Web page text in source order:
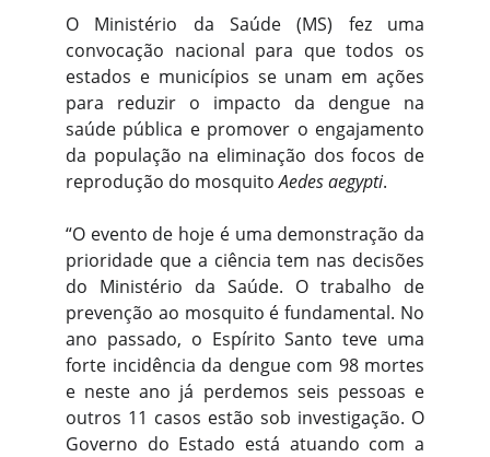
O Ministério da Saúde (MS) fez uma
convocação nacional para que todos os
estados e municípios se unam em ações
para reduzir o impacto da dengue na
saúde pública e promover o engajamento
da população na eliminação dos focos de
reprodução do mosquitoAedes aegypti.
“O evento de hoje é uma demonstração da
prioridade que a ciência tem nas decisões
do Ministério da Saúde. O trabalho de
prevenção ao mosquito é fundamental. No
ano passado, o Espírito Santo teve uma
forte incidência da dengue com 98 mortes
e neste ano já perdemos seis pessoas e
outros 11 casos estão sob investigação. O
Governo do Estado está atuando com a